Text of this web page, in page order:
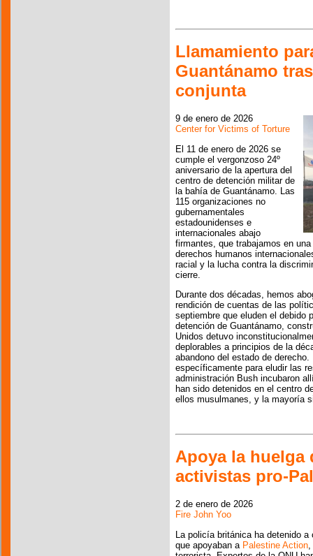
Llamamiento
Guantánamo
conjunta
9 de enero de 2026
Center for Victims of Torture
El 11 de enero de 2026 se
cumple el vergonzoso 24º
aniversario de la apertura del
centro de detención militar de
la bahía de Guantánamo. Las
115 organizaciones no
gubernamentales
estadounidenses e
internacionales abajo
firmantes, que trabajamos en
derechos humanos
racial y la lucha contra la
cierre.
Durante dos décadas, hemos
rendición de cuentas de las
septiembre que eluden el debido
detención de Guantánamo,
Unidos detuvo
deplorables a principios de la
abandono del estado de
específicamente para eludir las
administración Bush incubaron
han sido detenidos en el centro
ellos musulmanes, y la mayoría
Apoya la huelga
activistas pro-
2 de enero de 2026
Fire John Yoo
La policía británica ha detenido
que apoyaban a Palestine Action